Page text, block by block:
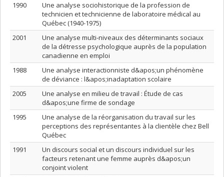
1990
Une analyse sociohistorique de la profession de
technicien et technicienne de laboratoire médical au
Québec (1940-1975)
2001
Une analyse multi-niveaux des déterminants sociaux
de la détresse psychologique auprès de la population
canadienne en emploi
1988
Une analyse interactionniste d&apos;un phénomène
de déviance : l&apos;inadaptation scolaire
2005
Une analyse en milieu de travail : Étude de cas
d&apos;une firme de sondage
1995
Une analyse de la réorganisation du travail sur les
perceptions des représentantes à la clientèle chez Bell
Québec
1991
Un discours social et un discours individuel sur les
facteurs retenant une femme auprès d&apos;un
conjoint violent